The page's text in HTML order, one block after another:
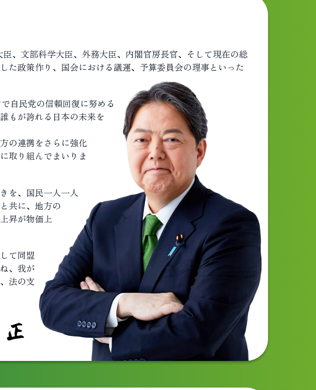
、文部科学大臣、外務大臣、内閣官房長官、そして現在の総
た政策作り、国会における議運、予算委員会の理事といった
自民党の信頼回復に努める
もが誇れる日本の未来を
の連携をさらに強化
取り組んでまいりま
を、国民一人一人
共に、地方の
昇が物価上
て同盟
、我が
法の支